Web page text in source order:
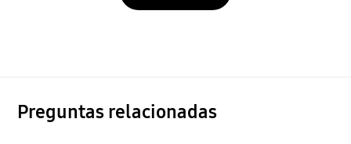
Preguntas relacionadas